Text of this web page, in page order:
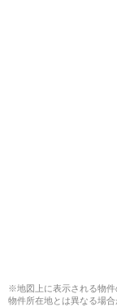
※地図上に表示される物件
物件所在地とは異なる場合